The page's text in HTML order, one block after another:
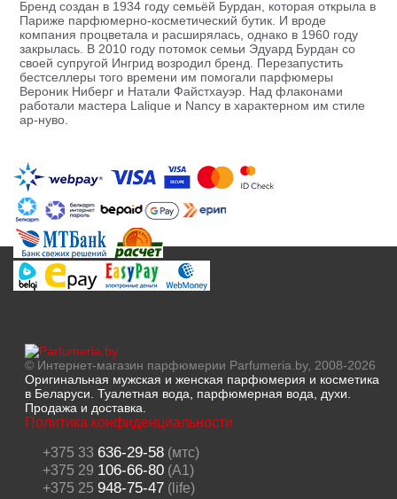
Бренд создан в 1934 году семьёй Бурдан, которая открыла в
Париже парфюмерно-косметический бутик. И вроде
компания процветала и расширялась, однако в 1960 году
закрылась. В 2010 году потомок семьи Эдуард Бурдан со
своей супругой Ингрид возродил бренд. Перезапустить
бестселлеры того времени им помогали парфюмеры
Вероник Ниберг и Натали Файстхауэр. Над флаконами
работали мастера Lalique и Nancy в характерном им стиле
ар-нуво.
© Интернет-магазин парфюмерии Parfumeria.by, 2008-2026
Оригинальная мужская и женская парфюмерия и косметика
в Беларуси. Туалетная вода, парфюмерная вода, духи.
Продажа и доставка.
Политика конфиденциальности
+375 33 636-29-58(мтс)
+375 29 106-66-80(A1)
+375 25 948-75-47(life)